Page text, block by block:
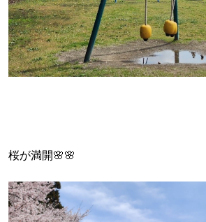
桜が満開🌸🌸